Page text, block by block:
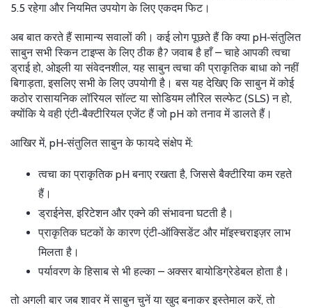
5.5 रहेगा और नियमित उपयोग के लिए एकदम फिट।
अब बात करते हैं सामान्य सवालों की। कई लोग पूछते हैं कि क्या pH‑संतुलित
साबुन सभी स्किन टाइप्स के लिए ठीक है? जवाब है हाँ – चाहे आपकी त्वचा
ड्राई हो, ओइली या संवेदनशील, यह साबुन त्वचा की प्राकृतिक बाधा को नहीं
बिगाड़ता, इसलिए सभी के लिए उपयोगी है। बस यह देखिए कि साबुन में कोई
कठोर रासायनिक लॉरियल सॉल्ट या सोडियम लौरिल सल्फेट (SLS) न हो,
क्योंकि ये वही एंटी‑बैक्टीरियल एजेंट हैं जो pH को तनाव में डालते हैं।
आखिर में, pH‑संतुलित साबुन के फायदे संक्षेप में:
त्वचा का प्राकृतिक pH बनाए रखता है, जिससे बैक्टीरिया कम रहते
हैं।
ड्राईनेस, इरिटेशन और एक्ने की संभावना घटती है।
प्राकृतिक घटकों के कारण एंटी‑ऑक्सिडेंट और मॉइस्चराइज़र लाभ
मिलता है।
पर्यावरण के हिसाब से भी हल्का – अक्सर बायोडिग्रेडेबल होता है।
तो अगली बार जब शावर में साबुन चुनें या खुद बनाकर इस्तेमाल करें, तो